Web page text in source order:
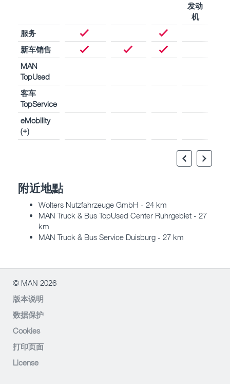
发动
机
服务
新车销售
MAN
TopUsed
客车
TopService
eMobility
(+)
附近地點
Wolters Nutzfahrzeuge GmbH - 24 km
MAN Truck & Bus TopUsed Center Ruhrgebiet - 27
km
MAN Truck & Bus Service Duisburg - 27 km
© MAN 2026
版本说明
数据保护
Cookies
打印页面
License